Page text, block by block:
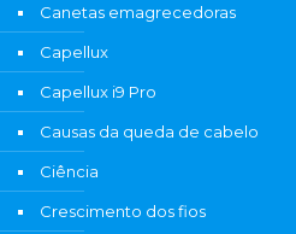
Canetas emagrecedoras
Capellux
Capellux i9 Pro
Causas da queda de cabelo
Ciência
Crescimento dos fios